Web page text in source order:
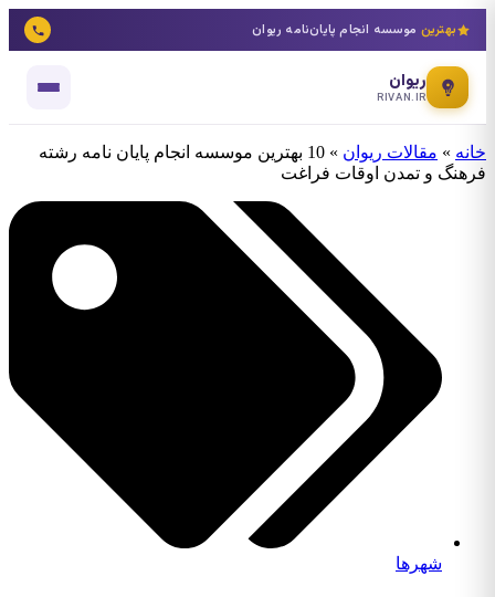
بهترین موسسه انجام پایان‌نامه ریوان
ریوان
RIVAN.IR
خانه » مقالات ریوان »
10 بهترین موسسه انجام پایان نامه رشته
فرهنگ و تمدن اوقات فراغت
شهرها